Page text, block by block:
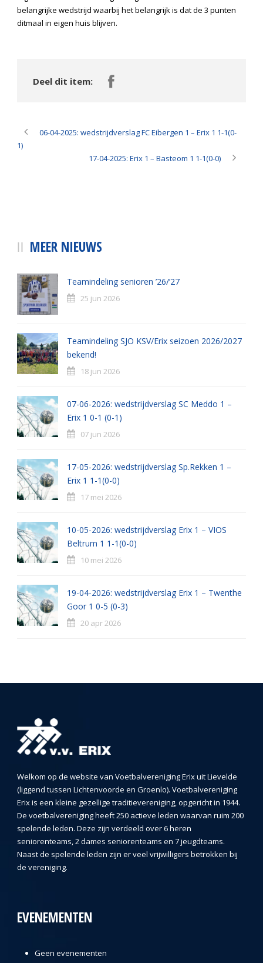
belangrijke wedstrijd waarbij het belangrijk is dat de 3 punten
ditmaal in eigen huis blijven.
Deel dit item:
06-04-2025: wedstrijdverslag FC Eibergen 1 – Erix 1 1-1(0-
1)
17-04-2025: Erix 1 – Basteom 1 1-1(0-0)
MEER NIEUWS
Teamindeling senioren ’26/’27
25 jun 2026
Teamindeling SJO KSV/Erix seizoen 2026/2027
bekend!
18 jun 2026
07-06-2026: wedstrijdverslag SC Meddo 1 –
Erix 1 0-1 (0-1)
07 jun 2026
17-05-2026: wedstrijdverslag Sp.Rekken 1 –
Erix 1 1-1(0-0)
17 mei 2026
10-05-2026: wedstrijdverslag Erix 1 – VIOS
Beltrum 1 1-1(0-0)
10 mei 2026
19-04-2026: wedstrijdverslag Erix 1 – Twenthe
Goor 1 0-5 (0-3)
20 apr 2026
Welkom op de website van Voetbalvereniging Erix uit Lievelde
(liggend tussen Lichtenvoorde en Groenlo). Voetbalvereniging
Erix is een kleine gezellige traditievereniging, opgericht in 1944.
De voetbalvereniging heeft 250 actieve leden waarvan ruim 200
spelende leden. Deze zijn verdeeld over 6 heren
seniorenteams, 2 dames seniorenteams en 7 jeugdteams.
Naast de spelende leden zijn er veel vrijwilligers betrokken bij
de vereniging.
EVENEMENTEN
Geen evenementen